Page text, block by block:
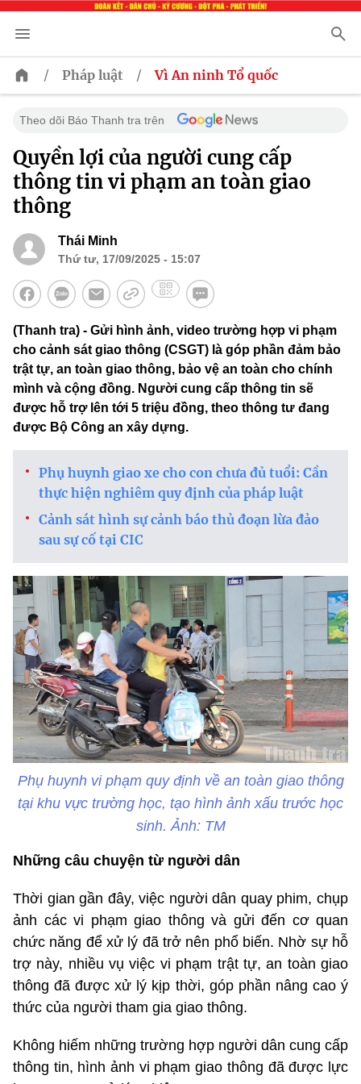
/ Pháp luật / Vì An ninh Tổ quốc
Theo dõi Báo Thanh tra trên
Quyền lợi của người cung cấp
thông tin vi phạm an toàn giao
thông
Thái Minh
Thứ tư, 17/09/2025 - 15:07
(Thanh tra) - Gửi hình ảnh, video trường hợp vi phạm
cho cảnh sát giao thông (CSGT) là góp phần đảm bảo
trật tự, an toàn giao thông, bảo vệ an toàn cho chính
mình và cộng đồng. Người cung cấp thông tin sẽ
được hỗ trợ lên tới 5 triệu đồng, theo thông tư đang
được Bộ Công an xây dựng.
Phụ huynh giao xe cho con chưa đủ tuổi: Cần
thực hiện nghiêm quy định của pháp luật
Cảnh sát hình sự cảnh báo thủ đoạn lừa đảo
sau sự cố tại CIC
Phụ huynh vi phạm quy định về an toàn giao thông
tại khu vực trường học, tạo hình ảnh xấu trước học
sinh. Ảnh: TM
Những câu chuyện từ người dân
Thời gian gần đây, việc người dân quay phim, chụp
ảnh các vi phạm giao thông và gửi đến cơ quan
chức năng để xử lý đã trở nên phổ biến. Nhờ sự hỗ
trợ này, nhiều vụ việc vi phạm trật tự, an toàn giao
thông đã được xử lý kịp thời, góp phần nâng cao ý
thức của người tham gia giao thông.
Không hiếm những trường hợp người dân cung cấp
thông tin, hình ảnh vi phạm giao thông đã được lực